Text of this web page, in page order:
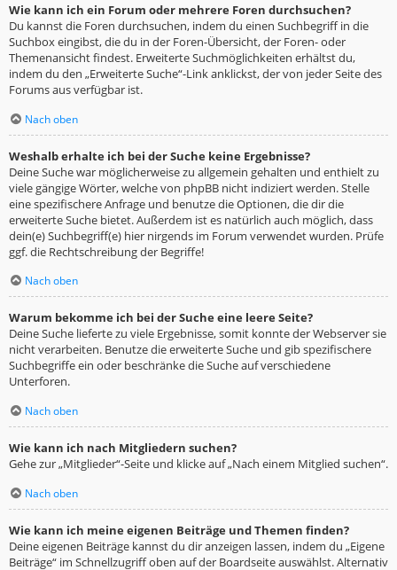
Wie kann ich ein Forum oder mehrere Foren durchsuchen?
Du kannst die Foren durchsuchen, indem du einen Suchbegriff in die
Suchbox eingibst, die du in der Foren-Übersicht, der Foren- oder
Themenansicht findest. Erweiterte Suchmöglichkeiten erhältst du,
indem du den „Erweiterte Suche“-Link anklickst, der von jeder Seite des
Forums aus verfügbar ist.
Nach oben
Weshalb erhalte ich bei der Suche keine Ergebnisse?
Deine Suche war möglicherweise zu allgemein gehalten und enthielt zu
viele gängige Wörter, welche von phpBB nicht indiziert werden. Stelle
eine spezifischere Anfrage und benutze die Optionen, die dir die
erweiterte Suche bietet. Außerdem ist es natürlich auch möglich, dass
dein(e) Suchbegriff(e) hier nirgends im Forum verwendet wurden. Prüfe
ggf. die Rechtschreibung der Begriffe!
Nach oben
Warum bekomme ich bei der Suche eine leere Seite?
Deine Suche lieferte zu viele Ergebnisse, somit konnte der Webserver sie
nicht verarbeiten. Benutze die erweiterte Suche und gib spezifischere
Suchbegriffe ein oder beschränke die Suche auf verschiedene
Unterforen.
Nach oben
Wie kann ich nach Mitgliedern suchen?
Gehe zur „Mitglieder“-Seite und klicke auf „Nach einem Mitglied suchen“.
Nach oben
Wie kann ich meine eigenen Beiträge und Themen finden?
Deine eigenen Beiträge kannst du dir anzeigen lassen, indem du „Eigene
Beiträge“ im Schnellzugriff oben auf der Boardseite auswählst. Alternativ